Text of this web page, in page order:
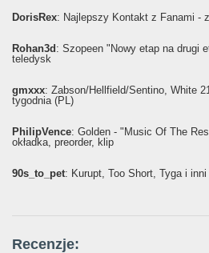
DorisRex: Najlepszy Kontakt z Fanami -
Rohan3d: Szopeen "Nowy etap na drugi
teledysk
gmxxx: Żabson/Hellfield/Sentino, White
tygodnia (PL)
PhilipVence: Golden - "Music Of The
okładka, preorder, klip
90s_to_pet: Kurupt, Too Short, Tyga i
Recenzje: